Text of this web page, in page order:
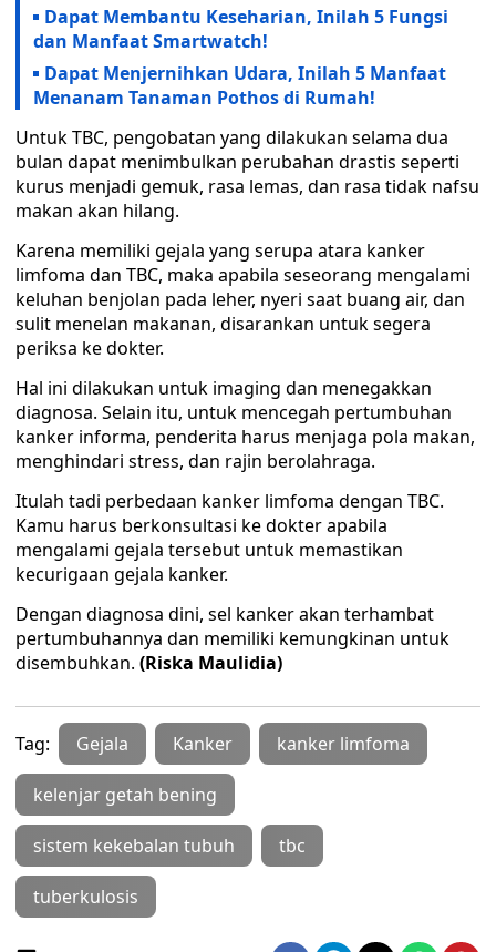
Dapat Membantu Keseharian, Inilah 5 Fungsi
dan Manfaat Smartwatch!
Dapat Menjernihkan Udara, Inilah 5 Manfaat
Menanam Tanaman Pothos di Rumah!
Untuk TBC, pengobatan yang dilakukan selama dua
bulan dapat menimbulkan perubahan drastis seperti
kurus menjadi gemuk, rasa lemas, dan rasa tidak nafsu
makan akan hilang.
Karena memiliki gejala yang serupa atara kanker
limfoma dan TBC, maka apabila seseorang mengalami
keluhan benjolan pada leher, nyeri saat buang air, dan
sulit menelan makanan, disarankan untuk segera
periksa ke dokter.
Hal ini dilakukan untuk imaging dan menegakkan
diagnosa. Selain itu, untuk mencegah pertumbuhan
kanker informa, penderita harus menjaga pola makan,
menghindari stress, dan rajin berolahraga.
Itulah tadi perbedaan kanker limfoma dengan TBC.
Kamu harus berkonsultasi ke dokter apabila
mengalami gejala tersebut untuk memastikan
kecurigaan gejala kanker.
Dengan diagnosa dini, sel kanker akan terhambat
pertumbuhannya dan memiliki kemungkinan untuk
disembuhkan. (Riska Maulidia)
Tag: Gejala Kanker kanker limfoma
kelenjar getah bening
sistem kekebalan tubuh tbc
tuberkulosis